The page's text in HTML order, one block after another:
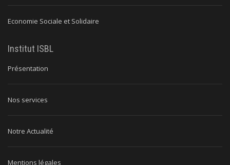
Economie Sociale et Solidaire
Institut ISBL
Présentation
Nos services
Notre Actualité
Mentions légales